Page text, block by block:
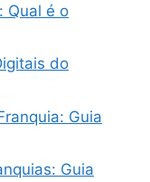
Qual é o
do
Guia
Guia